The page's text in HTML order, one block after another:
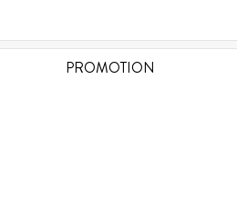
PROMOTION